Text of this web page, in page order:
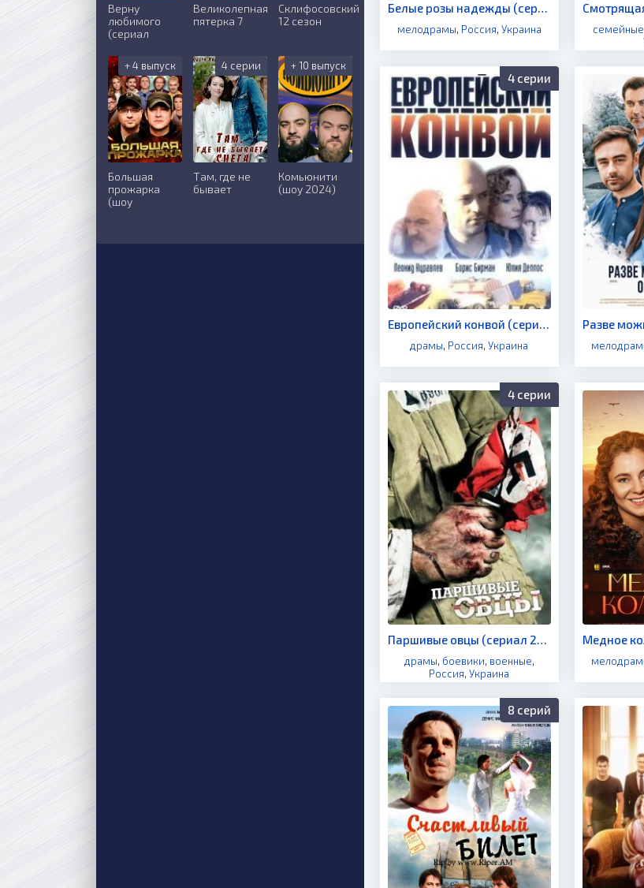
Белые розы надежды (сериал 2011)
мелодрамы, Россия, Украина семейные
4 серии
Европейский конвой (сериал 2003)
драмы, Россия,Украина
4 серии
Паршивые овцы (сериал 2010)
драмы, боевики, военные,
Россия,Украина
8 серий
Верну
любимого
(сериал
Великолепная
пятерка 7
Склифосовский
12 сезон
+ 4 выпуск
Большая
прожарка
(шоу
4 серии
Там, где не
бывает
+ 10 выпуск
Комьюнити
(шоу 2024)